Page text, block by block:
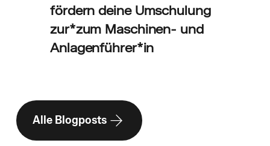
fördern deine Umschulung
zur*zum Maschinen- und
Anlagenführer*in
Alle Blogposts